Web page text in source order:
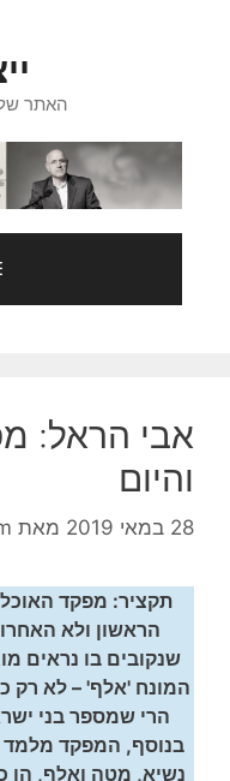
האתר
אבי הראל:
והיום
28 במאי 2019 מאת
תקציר: מפקד
הראשון ולא
שנקובים בו נראים
המונח 'אלף' – לא רק
הרי שמספר בני
בנוסף, המפקד מלמד
נשיא, מטה ואלף, הן